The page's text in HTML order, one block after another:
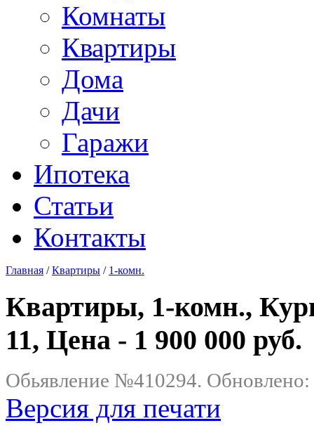
Комнаты
Квартиры
Дома
Дачи
Гаражи
Ипотека
Статьи
Контакты
Главная /Квартиры / 1-комн.
Квартиры, 1-комн.,
11, Цена - 1 900 000 руб.
Обьявление №410294.
Версия для печати